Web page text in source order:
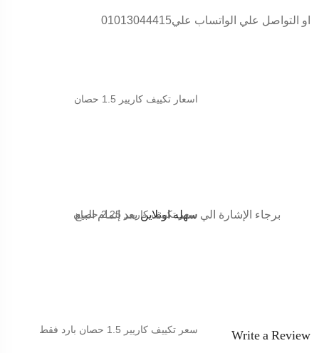
او التواصل علي الواتساب علي01013044415
اسعار تكييف كاريير 1.5 حصان
سعر تكييف كاريير 2.25 حصان
سعر تكييف كاريير 1.5 حصان بارد فقط
برجاء الإشارة اليسهله اونلاينبعد إتمام البيع
Write a Review